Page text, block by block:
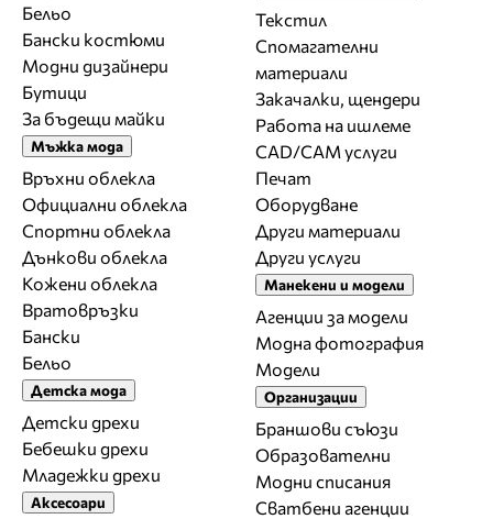
Бельо
Бански костюми
Модни дизайнери
Бутици
За бъдещи майки
Мъжка мода
Връхни облекла
Официални облекла
Спортни облекла
Дънкови облекла
Кожени облекла
Вратовръзки
Бански
Бельо
Детска мода
Детски дрехи
Бебешки дрехи
Младежки дрехи
Аксесоари
Текстил
Спомагателни
материали
Закачалки, щендери
Работа на ишлеме
CAD/CAM услуги
Печат
Оборудване
Други материали
Други услуги
Манекени и модели
Агенции за модели
Модна фотография
Модели
Организации
Браншови съюзи
Образователни
Модни списания
Сватбени агенции